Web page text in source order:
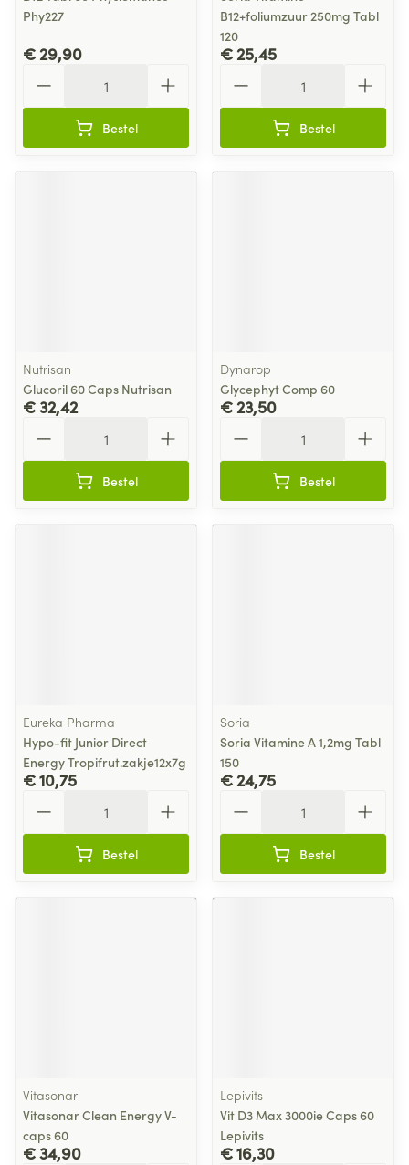
Phy227
€ 29,90
Bestel
B12+foliumzuur 250mg Tabl
120
€ 25,45
Bestel
Nutrisan
Glucoril 60 Caps Nutrisan
€ 32,42
Bestel
Dynarop
Glycephyt Comp 60
€ 23,50
Bestel
Eureka Pharma
Hypo-fit Junior Direct
Energy Tropifrut.zakje12x7g
€ 10,75
Bestel
Soria
Soria Vitamine A 1,2mg Tabl
150
€ 24,75
Bestel
Vitasonar
Vitasonar Clean Energy V-
caps 60
€ 34,90
Lepivits
Vit D3 Max 3000ie Caps 60
Lepivits
€ 16,30